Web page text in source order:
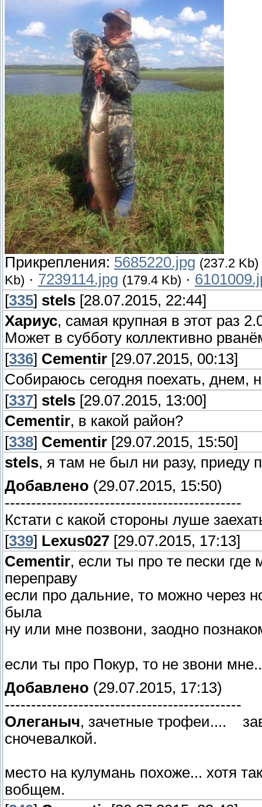
Прикрепления: 5685220.jpg (237.2 Kb)
Kb) · 7239114.jpg (179.4 Kb) ·
[335] stels [28.07.2015, 22:44]
Хариус, самая крупная в этот раз
Может в субботу коллективно
[336] Cementir [29.07.2015, 00:13]
Собираюсь сегодня поехать, днем,
[337] stels [29.07.2015, 13:00]
Cementir, в какой район?
[338] Cementir [29.07.2015, 15:50]
stels, я там не был ни разу, приеду
Добавлено (29.07.2015, 15:50)
---------------------------------------------
Кстати с какой стороны луше
[339] Lexus027 [29.07.2015, 17:13]
Cementir, если ты про те пески
переправу
если про дальние, то можно
была
ну или мне позвони, заодно
если ты про Покур, то не звони
Добавлено (29.07.2015, 17:13)
---------------------------------------------
Олеганыч, зачетные трофеи....
сночевалкой.
место на кулумань похоже... хотя
вобщем.